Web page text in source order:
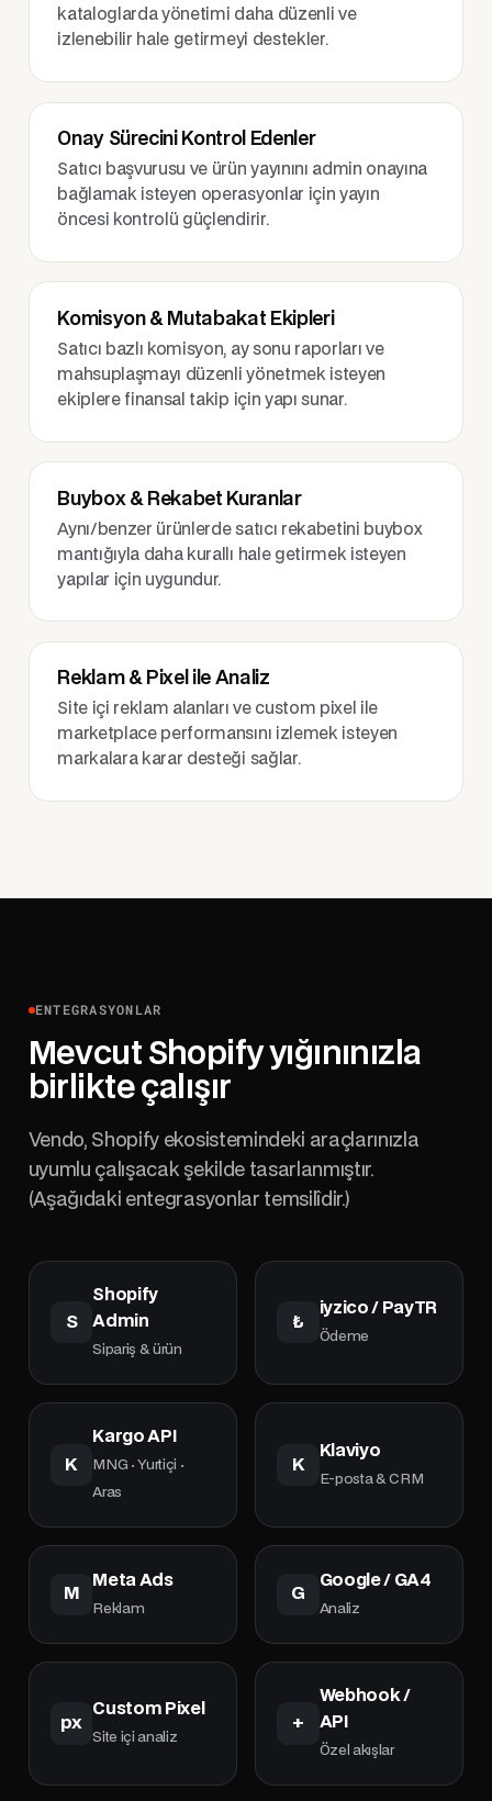
kataloglarda yönetimi daha düzenli ve
izlenebilir hale getirmeyi destekler.
Onay Sürecini Kontrol Edenler
Satıcı başvurusu ve ürün yayınını admin onayına
bağlamak isteyen operasyonlar için yayın
öncesi kontrolü güçlendirir.
Komisyon & Mutabakat Ekipleri
Satıcı bazlı komisyon, ay sonu raporları ve
mahsuplaşmayı düzenli yönetmek isteyen
ekiplere finansal takip için yapı sunar.
Buybox & Rekabet Kuranlar
Aynı/benzer ürünlerde satıcı rekabetini buybox
mantığıyla daha kurallı hale getirmek isteyen
yapılar için uygundur.
Reklam & Pixel ile Analiz
Site içi reklam alanları ve custom pixel ile
marketplace performansını izlemek isteyen
markalara karar desteği sağlar.
ENTEGRASYONLAR
Mevcut Shopify yığınınızla
birlikte çalışır
Vendo, Shopify ekosistemindeki araçlarınızla
uyumlu çalışacak şekilde tasarlanmıştır.
(Aşağıdaki entegrasyonlar temsilîdir.)
S
Shopify
Admin
Sipariş & ürün
₺
iyzico / PayTR
Ödeme
K
Kargo API
MNG · Yurtiçi ·
Aras
K
Klaviyo
E-posta & CRM
M
Meta Ads
Reklam
G
Google / GA4
Analiz
px
Custom Pixel
Site içi analiz
+
Webhook /
API
Özel akışlar